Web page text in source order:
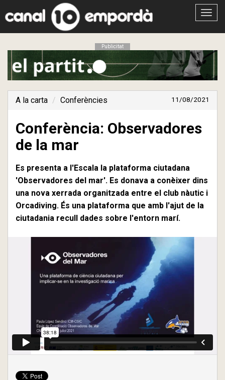
Obrir
Publicitat
A la carta Conferències 11/08/2021
Conferència: Observadores
de la mar
Es presenta a l'Escala la plataforma ciutadana
'Observadores del mar'. Es donava a conèixer dins
una nova xerrada organitzada entre el club nàutic i
Orcadiving. És una plataforma que amb l'ajut de la
ciutadania recull dades sobre l'entorn marí.